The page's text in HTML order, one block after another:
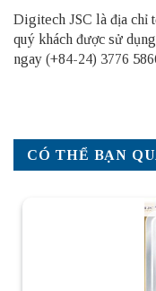
Digitech JSC là địa chỉ
quý khách được sử
ngay (+84-24) 3776
CÓ THỂ BẠN